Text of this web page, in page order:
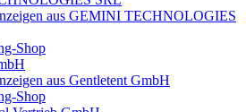
aus GEMINI TECHNOLOGIES
Shop
aus Gentletent GmbH
Shop